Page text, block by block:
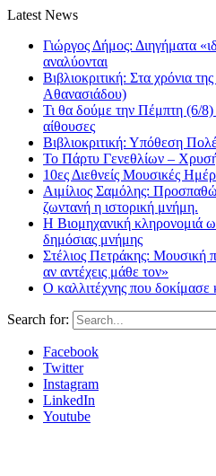
Latest News
Γιώργος Δήμος: Διηγήματα
αναλύονται
Βιβλιοκριτική: Στα χρόνια
Αθανασιάδου)
Τι θα δούμε την Πέμπτη (6/8)
αίθουσες
Βιβλιοκριτική: Υπόθεση
Το Πάρτυ Γενεθλίων –
10ες Διεθνείς Μουσικές
Αιμίλιος Σαμόλης:
ζωντανή η ιστορική μνήμη.
Η Βιομηχανική κληρονομιά
δημόσιας μνήμης
Στέλιος Πετράκης: Μουσική
αν αντέχεις μάθε τον»
Ο καλλιτέχνης που δοκίμασε
Search for:
Facebook
Twitter
Instagram
LinkedIn
Youtube